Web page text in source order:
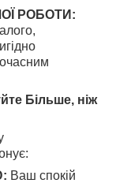
РОБОТИ:
Більше, ніж
Ваш спокій